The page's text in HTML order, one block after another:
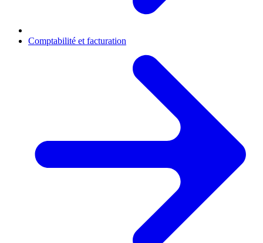
Comptabilité et facturation